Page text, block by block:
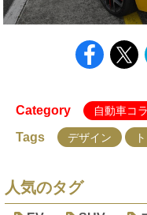
Category 自動車コ
Tags デザイン
人気のタグ